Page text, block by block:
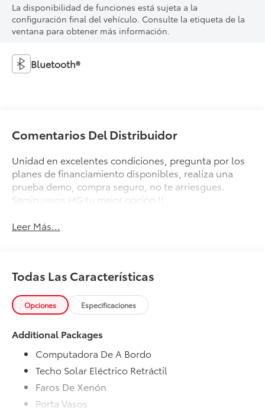
La disponibilidad de funciones está sujeta a la
configuración final del vehículo. Consulte la etiqueta de la
ventana para obtener más información.
Bluetooth®
Comentarios Del Distribuidor
Unidad en excelentes condiciones, pregunta por los
planes de financiamiento disponibles, realiza una
prueba demo, compra seguro, no te arriesgues.
Seminuevos HG tu mejor opción !!
Leer Más...
Todas Las Características
Opciones Especificaciones
Additional Packages
Computadora De A Bordo
Techo Solar Eléctrico Retráctil
Faros De Xenón
Porta Vasos